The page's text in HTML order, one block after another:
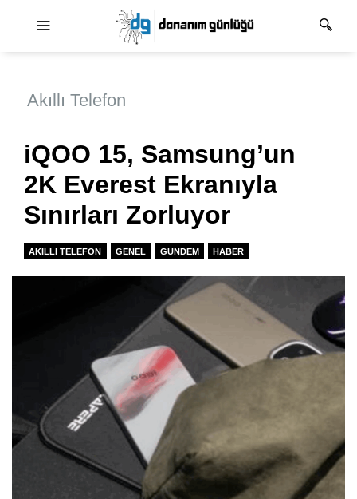
Akıllı Telefon
iQOO 15, Samsung’un
2K Everest Ekranıyla
Sınırları Zorluyor
AKILLI TELEFON GENEL GUNDEM HABER